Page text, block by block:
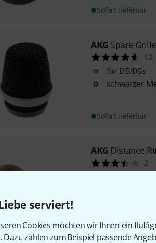
serviert!
Cookies möchten wir Ihnen ein
Dazu zählen zum Beispiel passende
Sofort lieferbar
AKG Spare
12
für D5/D5s
schwarzer
Sofort lieferbar
AKG Distance
2
Sofort lieferbar